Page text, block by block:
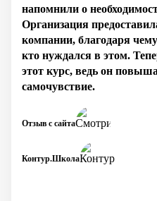
напомнили о
Организация
компании, благодаря
кто нуждался в этом.
этот курс, ведь он
самочувствие.
Контур.Школа
Отзыв с сайта